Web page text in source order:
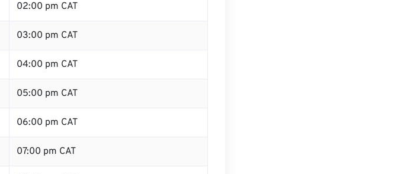
02:00 pm CAT
03:00 pm CAT
04:00 pm CAT
05:00 pm CAT
06:00 pm CAT
07:00 pm CAT